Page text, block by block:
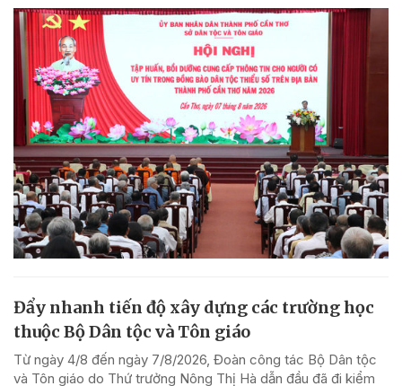
Đẩy nhanh tiến độ xây dựng các trường học
thuộc Bộ Dân tộc và Tôn giáo
Từ ngày 4/8 đến ngày 7/8/2026, Đoàn công tác Bộ Dân tộc
và Tôn giáo do Thứ trưởng Nông Thị Hà dẫn đầu đã đi kiểm